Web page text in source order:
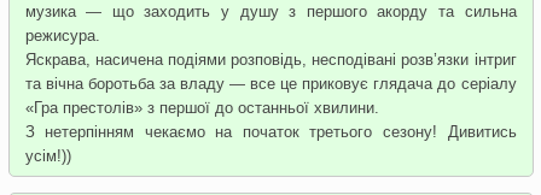
музика — що заходить у душу з першого акорду та сильна
режисура.
Яскрава, насичена подіями розповідь, несподівані розв’язки інтриг
та вічна боротьба за владу — все це приковує глядача до серіалу
«Гра престолів» з першої до останньої хвилини.
З нетерпінням чекаємо на початок третього сезону! Дивитись
усім!))